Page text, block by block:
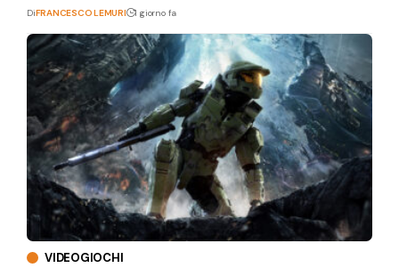
DiFRANCESCO LEMURI 1 giorno fa
VIDEOGIOCHI